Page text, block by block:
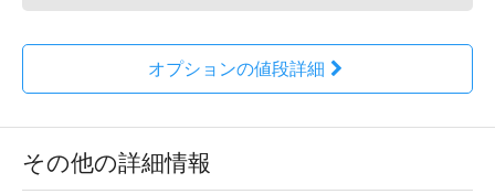
オプションの値段詳細
その他の詳細情報